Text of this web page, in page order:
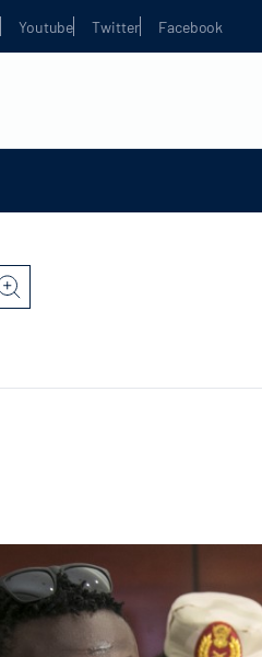
Facebook
Twitter
Youtube